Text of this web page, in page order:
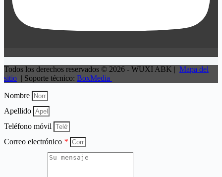
Todos los derechos reservados © 2026 - WUXI ABK | Mapa del
sitio | Soporte técnico: BoxMedia
Nombre
Apellido
Teléfono móvil
Correo electrónico *